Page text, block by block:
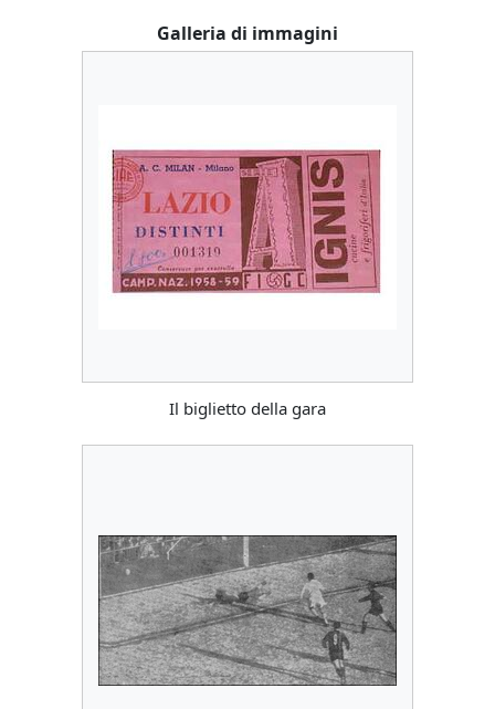
Galleria di immagini
Il biglietto della gara